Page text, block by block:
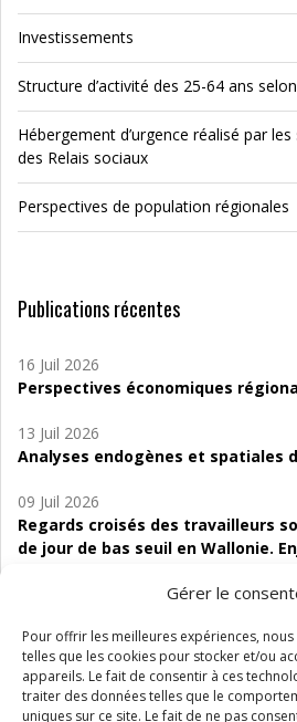
Gérer le
Pour offrir les meilleures expériences,
telles que les cookies pour stocker et/ou
appareils. Le fait de consentir à ces
traiter des données telles que le
uniques sur ce site. Le fait de ne pas
Investissements
Structure d’activité des 25-64 ans
Hébergement d’urgence réalisé par
des Relais sociaux
Perspectives de population régionales
Publications récentes
16 Juil 2026
Perspectives économiques
13 Juil 2026
Analyses endogènes et spatiales
09 Juil 2026
Regards croisés des travailleurs
de jour de bas seuil en Wallonie.
Étude d’évaluabilité des Structures
d’accompagnement à
01 Juil 2026